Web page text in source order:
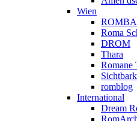
Wien
Roma
DROM
Thara
Romane
romblog
International
Dream